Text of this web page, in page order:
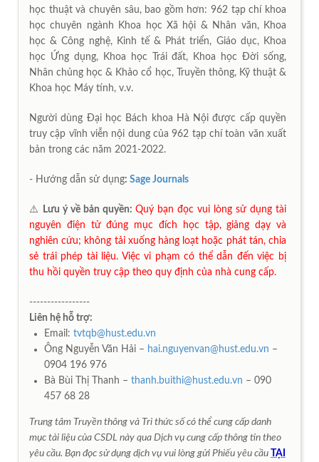
học thuật và chuyên sâu, bao gồm hơn: 962 tạp chí khoa
học chuyên ngành Khoa học Xã hội & Nhân văn, Khoa
học & Công nghệ, Kinh tế & Phát triển, Giáo dục, Khoa
học Ứng dụng, Khoa học Trái đất, Khoa học Đời sống,
Nhân chủng học & Khảo cổ học, Truyền thông, Kỹ thuật &
Khoa học Máy tính, v.v.
Người dùng Đại học Bách khoa Hà Nội được cấp quyền
truy cập vĩnh viễn nội dung của 962 tạp chí toàn văn xuất
bản trong các năm 2021-2022.
- Hướng dẫn sử dụng: Sage Journals
⚠️ Lưu ý về bản quyền: Quý bạn đọc vui lòng sử dụng tài
nguyên điện tử đúng mục đích học tập, giảng dạy và
nghiên cứu; không tải xuống hàng loạt hoặc phát tán, chia
sẻ trái phép tài liệu. Việc vi phạm có thể dẫn đến việc bị
thu hồi quyền truy cập theo quy định của nhà cung cấp.
-----------------
Liên hệ hỗ trợ:
Email: tvtqb@hust.edu.vn
Ông Nguyễn Văn Hải – hai.nguyenvan@hust.edu.vn –
0904 196 976
Bà Bùi Thị Thanh – thanh.buithi@hust.edu.vn – 090
457 68 28
Trung tâm Truyền thông và Tri thức số có thể cung cấp danh
mục tài liệu của CSDL này qua Dịch vụ cung cấp thông tin theo
yêu cầu. Bạn đọc sử dụng dịch vụ vui lòng gửi Phiếu yêu cầu TẠI